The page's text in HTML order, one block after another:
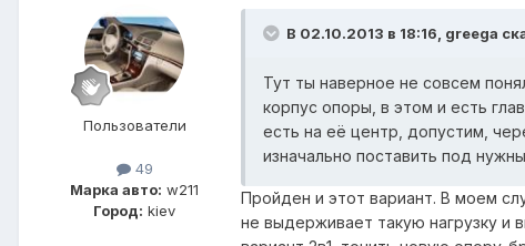
Пользователи
49
Марка авто: w211
Город: kiev
В 02.10.2013 в 18:16, greega
Тут ты наверное не совсем
корпус опоры, в этом и есть
есть на её центр, допустим,
изначально поставить под
Пройден и этот вариант. В моем
не выдерживает такую нагрузку и